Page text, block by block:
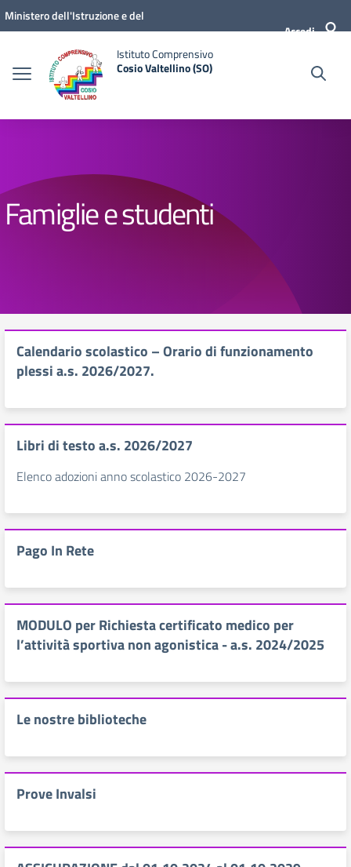
Vai ai contenuti
Vai al menu di navigazione
Vai al footer
Ministero dell'Istruzione e del
Accedi
Istituto Comprensivo
Cosio Valtellino (SO)
Famiglie e studenti
Calendario scolastico – Orario di funzionamento
plessi a.s. 2026/2027.
Libri di testo a.s. 2026/2027
Elenco adozioni anno scolastico 2026-2027
Pago In Rete
MODULO per Richiesta certificato medico per
l’attività sportiva non agonistica - a.s. 2024/2025
Le nostre biblioteche
Prove Invalsi